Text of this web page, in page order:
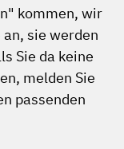
kommen, wir
sie werden
Sie da keine
melden Sie
passenden